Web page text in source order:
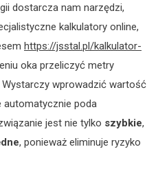
dostarcza nam narzędzi,
kalkulatory online,
https://jsstal.pl/kalkulator-
oka przeliczyć metry
wprowadzić wartość
automatycznie poda
jest nie tylko szybkie,
, ponieważ eliminuje ryzyko